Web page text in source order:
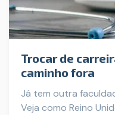
Trocar de
caminho fora
Já tem outra
Veja como Reino